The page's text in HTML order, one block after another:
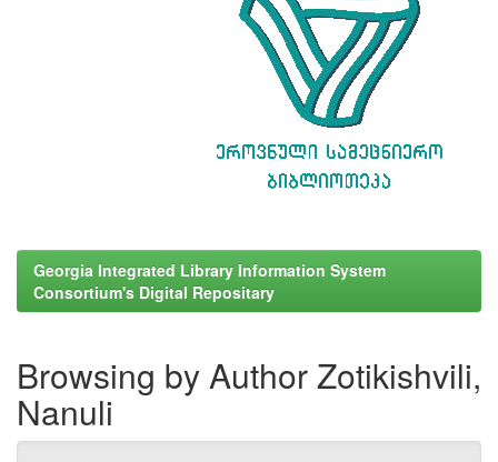
Georgia Integrated Library Information System
Consortium's Digital Repositary
Browsing by Author Zotikishvili,
Nanuli